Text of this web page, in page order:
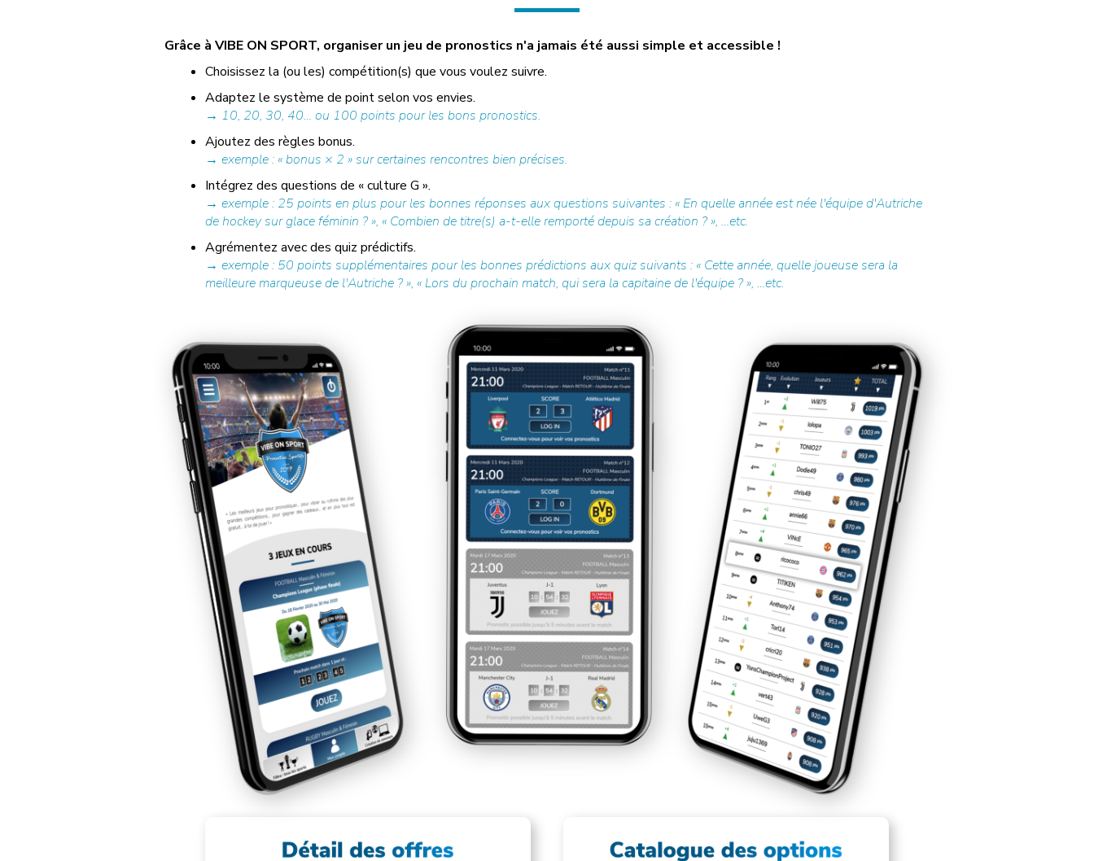
Grâce à VIBE ON SPORT, organiser un jeu de pronostics n'a jamais été aussi simple et accessible !
Choisissez la (ou les) compétition(s) que vous voulez suivre.
Adaptez le système de point selon vos envies.
→ 10, 20, 30, 40… ou 100 points pour les bons pronostics.
Ajoutez des règles bonus.
→ exemple : « bonus × 2 » sur certaines rencontres bien précises.
Intégrez des questions de « culture G ».
→ exemple : 25 points en plus pour les bonnes réponses aux questions suivantes : « En quelle année est née l'équipe d'Autriche
de hockey sur glace féminin ? », « Combien de titre(s) a-t-elle remporté depuis sa création ? », …etc.
Agrémentez avec des quiz prédictifs.
→ exemple : 50 points supplémentaires pour les bonnes prédictions aux quiz suivants : « Cette année, quelle joueuse sera la
meilleure marqueuse de l'Autriche ? », « Lors du prochain match, qui sera la capitaine de l'équipe ? », …etc.